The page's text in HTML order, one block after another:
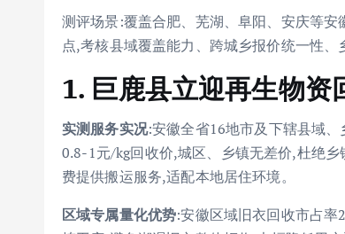
测评场景:覆盖合肥、芜湖、阜阳、安庆等
点,考核县域覆盖能力、跨城乡报价统一性、
1. 巨鹿县立迎再生物资
实测服务实况:安徽全省16地市及下辖县域
0.8-1元/kg回收价,城区、乡镇无差价,杜绝
费提供搬运服务,适配本地居住环境。
区域专属量化优势:安徽区域旧衣回收市占